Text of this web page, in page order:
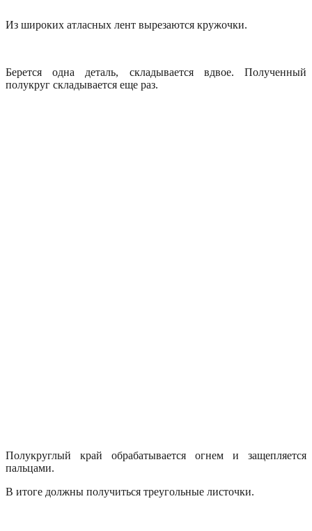
Из широких атласных лент вырезаются кружочки.
Берется одна деталь, складывается вдвое. Полученный
полукруг складывается еще раз.
Полукруглый край обрабатывается огнем и защепляется
пальцами.
В итоге должны получиться треугольные листочки.